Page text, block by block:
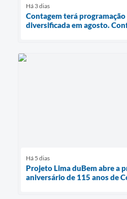
Há 3 dias
Contagem terá
diversificada em agosto.
Há 5 dias
Projeto Lima duBem abre a
aniversário de 115 anos de